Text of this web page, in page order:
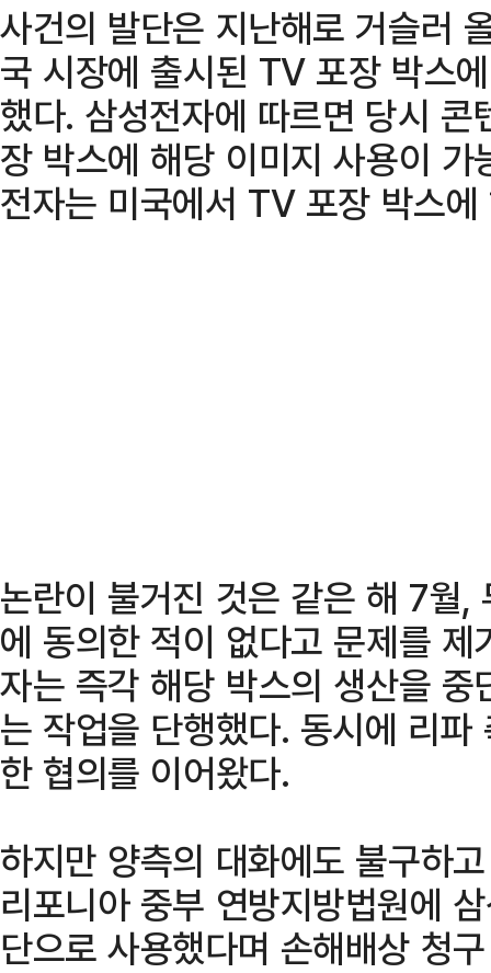
사건의 발단은 지난해로 거슬러
국 시장에 출시된 TV 포장 박스
했다. 삼성전자에 따르면 당시
장 박스에 해당 이미지 사용이
전자는 미국에서 TV 포장 박스
논란이 불거진 것은 같은 해 7월,
에 동의한 적이 없다고 문제를
자는 즉각 해당 박스의 생산을
는 작업을 단행했다. 동시에 리
한 협의를 이어왔다.
하지만 양측의 대화에도 불구하
리포니아 중부 연방지방법원에
단으로 사용했다며 손해배상 청